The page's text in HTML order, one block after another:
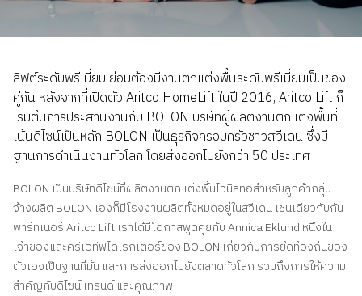
สอบถามราคาประเมิน
คําถามที่พบบ่อย
TH
ลิฟต์ระดับพรีเมี่ยม ย่อมต้องมีงานตกแต่งพื้นระดับพรีเมี่ยมเป็นของ
คู่กัน หลังจากที่เปิดตัว Aritco HomeLift ในปี 2016, Aritco Lift ก็
เริ่มต้นการประสานงานกับ BOLON บริษัทผู้ผลิตงานตกแต่งพื้นที่
เน้นดีไซน์เป็นหลัก BOLON เป็นธุรกิจครอบครัวชาวสวีเดน ซึ่งมี
ฐานการดำเนินงานทั่วโลก โดยส่งออกไปยังกว่า 50 ประเทศ
BOLON เป็นบริษัทดีไซน์ที่ผลิตงานตกแต่งพื้นไวนิลทอสำหรับลูกค้ากลุ่ม
จ้างผลิต BOLON เองก็มีโรงงานผลิตทั้งหมดอยู่ในสวีเดน เช่นเดียวกับกัน
พาร์ทเนอร์ Aritco Lift เราได้มีโอกาสพูดคุยกับ Annica Eklund หนึ่งใน
เจ้าของและครีเอทีฟไดเรกเตอร์ของ BOLON เกี่ยวกับการยึดท้องถิ่นของ
ตัวเองเป็นฐานที่มั่น และการส่งออกไปยังตลาดทั่วโลก รวมถึงการให้ความ
สำคัญกับดีไซน์ เทรนด์ และคุณภาพ